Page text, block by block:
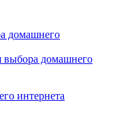
домашнего
выбора домашнего
интернета